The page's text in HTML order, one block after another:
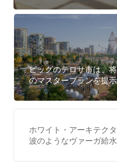
フ
ィ
リ
ピ
ン
の
マ
に
ビッグのテロサ市は、
のマスタープランを提
ホワイト・アーキテク
波のようなヴァーガ給